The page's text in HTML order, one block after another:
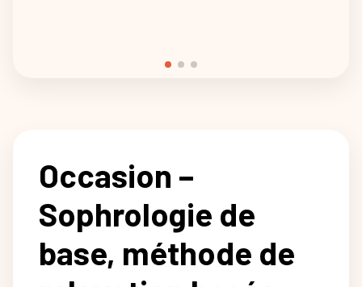
Occasion –
Sophrologie de
base, méthode de